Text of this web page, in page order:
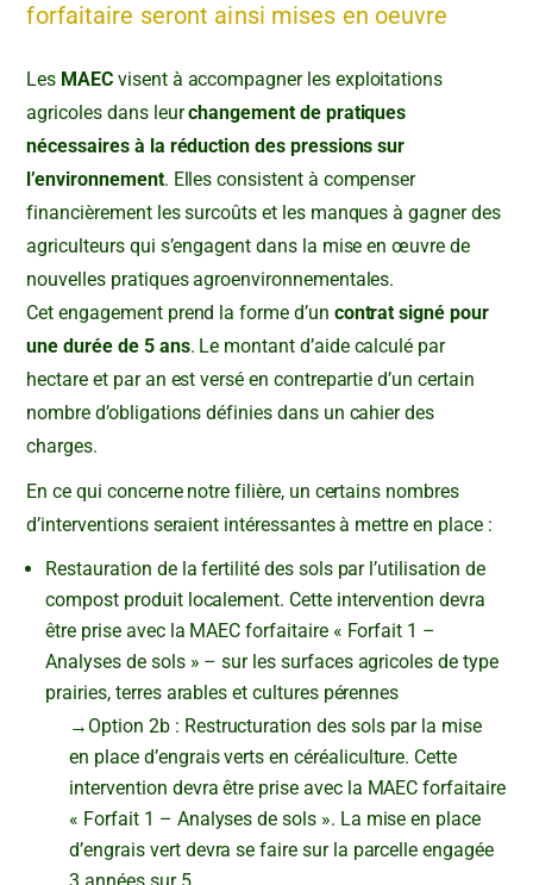
forfaitaire seront ainsi mises en oeuvre
Les MAEC visent à accompagner les exploitations
agricoles dans leurchangement de pratiques
nécessaires à la réduction des pressions sur
l’environnement. Elles consistent à compenser
financièrement les surcoûts et les manques à gagner des
agriculteurs qui s’engagent dans la mise en œuvre de
nouvelles pratiques agroenvironnementales.
Cet engagement prend la forme d’un contrat signé pour
une durée de 5 ans. Le montant d’aide calculé par
hectare et par an est versé en contrepartie d’un certain
nombre d’obligations définies dans un cahier des
charges.
En ce qui concerne notre filière, un certains nombres
d’interventions seraient intéressantes à mettre en place :
Restauration de la fertilité des sols par l’utilisation de
compost produit localement. Cette intervention devra
être prise avec la MAEC forfaitaire « Forfait 1 –
Analyses de sols » – sur les surfaces agricoles de type
prairies, terres arables et cultures pérennes
→Option 2b : Restructuration des sols par la mise
en place d’engrais verts en céréaliculture. Cette
intervention devra être prise avec la MAEC forfaitaire
« Forfait 1 – Analyses de sols ». La mise en place
d’engrais vert devra se faire sur la parcelle engagée